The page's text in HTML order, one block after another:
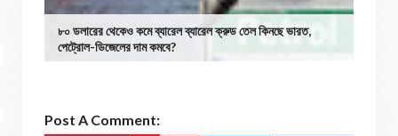
৮০ ডলারের থেকেও কমে ব্যারেল ব্যারেল ক্রুড তেল কিনছে ভারত,
পেট্রোল-ডিজেলের দাম কমবে?
Post A Comment: